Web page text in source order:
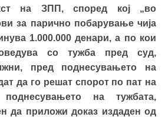
на ЗПП, според кој „во
за парично побарување чија
1.000.000 денари, а по кои
со тужба пред суд,
пред поднесувањето на
да го решат спорот по пат на
поднесувањето на тужбата,
да приложи доказ издаден од